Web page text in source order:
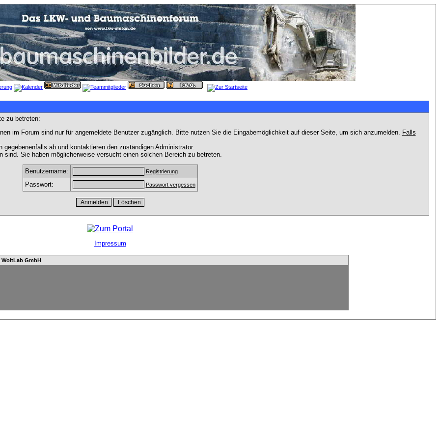
zu betreten:
im Forum sind nur für angemeldete Benutzer zugänglich. Bitte nutzen Sie die Eingabemöglichkeit auf dieser Seite, um sich anzumelden. Falls
ab und kontaktieren den zuständigen Administrator.
Sie haben möglicherweise versucht einen solchen Bereich zu betreten.
Benutzername: Registrierung
Passwort: Passwort vergessen
Impressum
WoltLab GmbH